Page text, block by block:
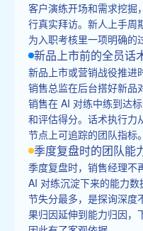
客户演练开场和需求挖掘
行真实拜访。新人上手周
为入职考核里一项明确的
新品上市前的全员话
新品上市或营销战役推进
销售总监在后台搭好新品
销售在 AI 对练中练到达
和评估得分。话术执行力
节点上可追踪的团队指标。
季度复盘时的团队能
季度复盘时，销售经理不
AI 对练沉淀下来的能力
节失分最多，是探询深度
果归因延伸到能力归因，